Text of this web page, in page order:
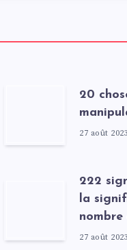
20
27 août 2023
222
la
27 août 2023